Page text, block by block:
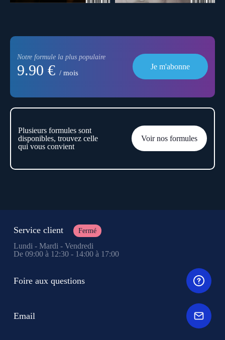
Notre formule la plus populaire
9.90 € / mois
Je m'abonne
Plusieurs formules sont
disponibles, trouvez celle
qui vous convient
Voir nos formules
Service client Fermé
Lundi - Mardi - Vendredi
De 09:00 à 12:30 - 14:00 à 17:00
Foire aux questions
Email